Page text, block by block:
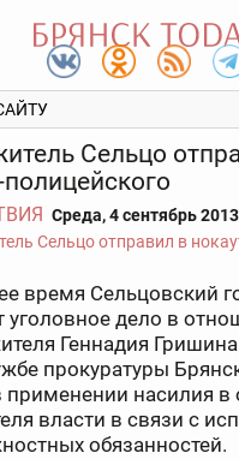
Сельцо
Среда, 4 сентябрь
время Сельцовский
уголовное дело в
Геннадия
прокуратуры
применении насилия в
власти в связи с
обязанностей.